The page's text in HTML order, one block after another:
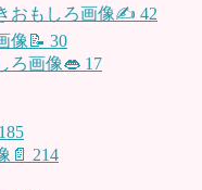
おもしろ画像✍️ 42
像📝 30
ろ画像👄 17
185
📄 214